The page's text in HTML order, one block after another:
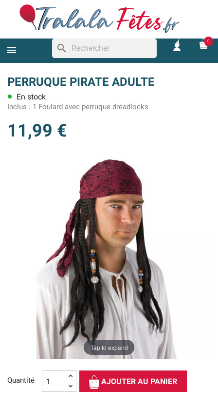
search
0
PERRUQUE PIRATE ADULTE
lens En stock
Inclus : 1 Foulard avec perruque dreadlocks
11,99 €
Tap to expand
Quantité AJOUTER AU PANIER